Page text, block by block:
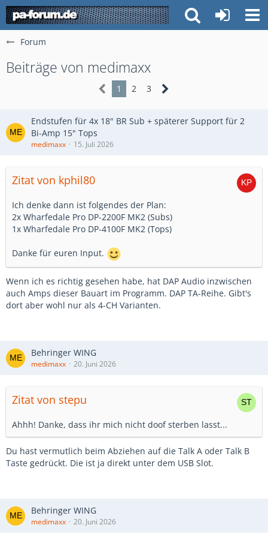
Forum
Beiträge von medimaxx
1 2 3
Endstufen für 4x 18" BR Sub + späterer Support für 2
Bi-Amp 15" Tops
medimaxx 15. Juli 2026
Zitat von kphil80
Ich denke dann ist folgendes der Plan:
2x Wharfedale Pro DP-2200F MK2 (Subs)
1x Wharfedale Pro DP-4100F MK2 (Tops)
Danke für euren Input.
Wenn ich es richtig gesehen habe, hat DAP Audio inzwischen
auch Amps dieser Bauart im Programm. DAP TA-Reihe. Gibt's
dort aber wohl nur als 4-CH Varianten.
Behringer WING
medimaxx 20. Juni 2026
Zitat von stepu
Ahhh! Danke, dass ihr mich nicht doof sterben lasst...
Du hast vermutlich beim Abziehen auf die Talk A oder Talk B
Taste gedrückt. Die ist ja direkt unter dem USB Slot.
Behringer WING
medimaxx 20. Juni 2026